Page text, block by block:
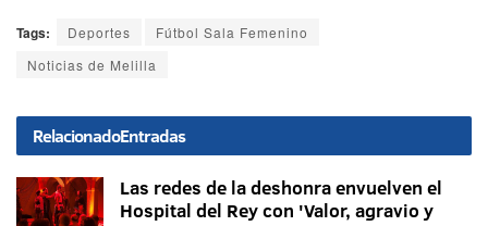
Tags: Deportes
Fútbol Sala Femenino
Noticias de Melilla
RelacionadoEntradas
Las redes de la deshonra envuelven el
Hospital del Rey con 'Valor, agravio y